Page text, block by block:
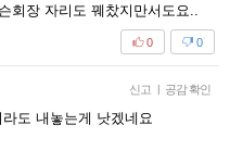
회장 자리도 꿰찼지만서도요..
0
0
신고 | 공감 확인
도 내놓는게 낫겠네요